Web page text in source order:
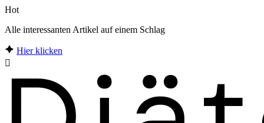
Hot
Alle interessanten Artikel auf einem Schlag
Hier klicken